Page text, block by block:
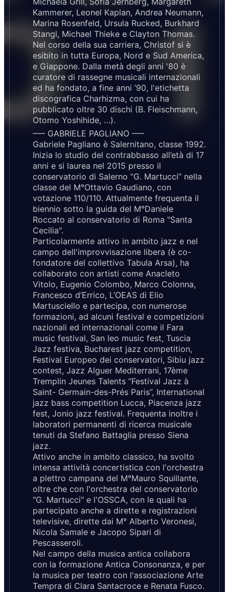
Kammerer, Leonel Kaplan, Andrea Neumann,
Marina Rosenfeld, Ursula Rucked, Burkhard
Stangl, Michael Thieke e Clayton Thomas.
Nel corso della sua carriera, Christof si è
esibito in tutta Europa, Nord e Sud America,
e Giappone. Dalla metà degli anni '80 è
curatore di rassegne musicali internazionali
ed ha fondato, a fine anni ’90, l'etichetta
discografica Charhizma, con cui ha
pubblicato oltre 30 dischi (B. Fleischmann,
Otomo Yoshihide, …).
—– GABRIELE PAGLIANO —–
Gabriele Pagliano è Salernitano, classe 1992.
Inizia lo studio del contrabbasso all’età di 17
anni e si laurea nel 2015 presso il
conservatorio di Salerno “G. Martucci” nella
classe del M°Ottavio Gaudiano, con
votazione 110/110. Attualmente frequenta il
biennio sotto la guida del M°Daniele
Roccato al conservatorio di Roma "Santa
Cecilia".
Particolarmente attivo in ambito jazz e nel
campo dell'improvvisazione libera (è co-
fondatore del collettivo Tabula Arsa), ha
collaborato con artisti come Anacleto
Vitolo, Eugenio Colombo, Marco Colonna,
Francesco d’Errico, L’OEAS di Elio
Martusciello e partecipa, con numerose
formazioni, ad alcuni festival e competizioni
nazionali ed internazionali come il Fara
music festival, San leo music fest, Tuscia
Jazz festiva, Bucharest jazz competition,
Festival Europeo dei conservatori, Sibiu jazz
contest, Jazz Alguer Mediterrani, 17ème
Tremplin Jeunes Talents “Festival Jazz à
Saint- Germain-des-Prés Paris”, International
jazz bass competition Lucca, Piacenza jazz
fest, Jonio jazz festival. Frequenta inoltre i
laboratori permanenti di ricerca musicale
tenuti da Stefano Battaglia presso Siena
jazz.
Attivo anche in ambito classico, ha svolto
intensa attività concertistica con l'orchestra
a plettro campana del M°Mauro Squillante,
oltre che con l'orchestra del conservatorio
"G. Martucci" e l'OSSCA, con le quali ha
partecipato anche a dirette e registrazioni
televisive, dirette dai M° Alberto Veronesi,
Nicola Samale e Jacopo Sipari di
Pescasseroli.
Nel campo della musica antica collabora
con la formazione Antica Consonanza, e per
la musica per teatro con l'associazione Arte
Tempra di Clara Santacroce e Renata Fusco.